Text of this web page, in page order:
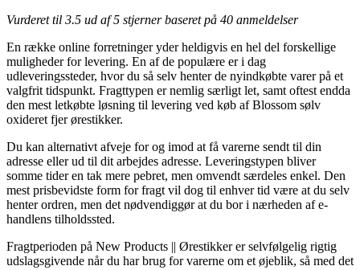
Vurderet til 3.5 ud af 5 stjerner baseret på 40 anmeldelser
En række online forretninger yder heldigvis en hel del forskellige
muligheder for levering. En af de populære er i dag
udleveringssteder, hvor du så selv henter de nyindkøbte varer på et
valgfrit tidspunkt. Fragttypen er nemlig særligt let, samt oftest endda
den mest letkøbte løsning til levering ved køb af Blossom sølv
oxideret fjer ørestikker.
Du kan alternativt afveje for og imod at få varerne sendt til din
adresse eller ud til dit arbejdes adresse. Leveringstypen bliver
somme tider en tak mere pebret, men omvendt særdeles enkel. Den
mest prisbevidste form for fragt vil dog til enhver tid være at du selv
henter ordren, men det nødvendiggør at du bor i nærheden af e-
handlens tilholdssted.
Fragtperioden på New Products || Ørestikker er selvfølgelig rigtig
udslagsgivende når du har brug for varerne om et øjeblik, så med det